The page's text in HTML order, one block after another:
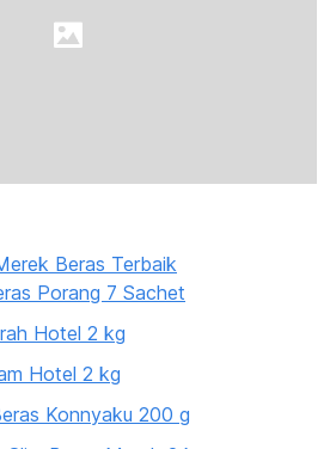
Beras Terbaik
Porang 7 Sachet
Hotel 2 kg
Hotel 2 kg
Konnyaku 200 g